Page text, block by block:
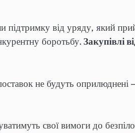
від уряду, який
боротьбу. Закупівлі
не будуть оприлюднені
свої вимоги до